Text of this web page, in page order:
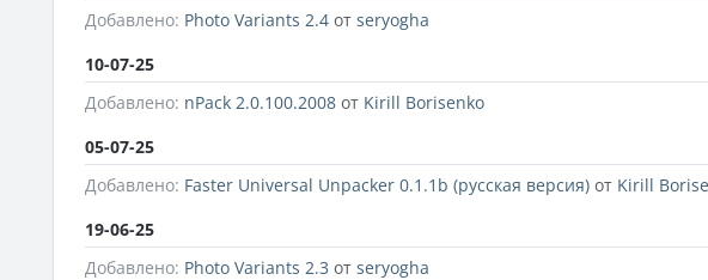
Добавлено: Photo Variants 2.4 от seryogha
10-07-25
Добавлено: nPack 2.0.100.2008 от Kirill Borisenko
05-07-25
Добавлено: Faster Universal Unpacker 0.1.1b (русская версия) от Kirill
19-06-25
Добавлено: Photo Variants 2.3 от seryogha